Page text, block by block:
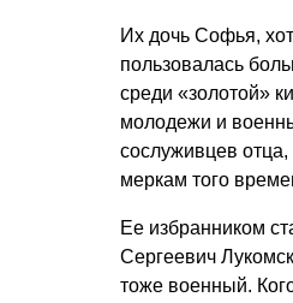
Их дочь Софья,
пользовалась
среди «золотой»
молодежи и
сослуживцев
меркам того
Ее избранником
Сергеевич
тоже военный.